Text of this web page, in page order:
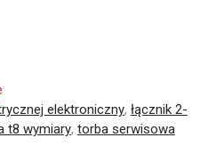
elektroniczny, łącznik 2-
t8 wymiary, torba serwisowa